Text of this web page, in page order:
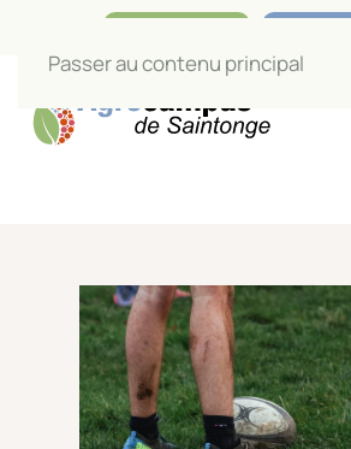
Passer au contenu principal